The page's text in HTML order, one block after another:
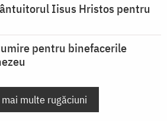
Iisus Hristos pentru
pentru binefacerile
multe rugăciuni